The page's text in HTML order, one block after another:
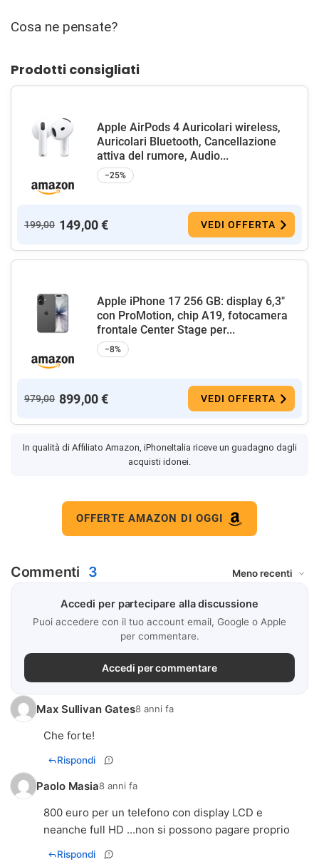
Cosa ne pensate?
Prodotti consigliati
Apple AirPods 4 Auricolari wireless,
Auricolari Bluetooth, Cancellazione
attiva del rumore, Audio...
−25%
199,00 149,00 € VEDI OFFERTA
Apple iPhone 17 256 GB: display 6,3"
con ProMotion, chip A19, fotocamera
frontale Center Stage per...
−8%
979,00 899,00 € VEDI OFFERTA
In qualità di Affiliato Amazon, iPhoneItalia riceve un guadagno dagli
acquisti idonei.
OFFERTE AMAZON DI OGGI
Commenti 3
Accedi per partecipare alla discussione
Puoi accedere con il tuo account email, Google o Apple
per commentare.
Accedi per commentare
Max Sullivan Gates8 anni fa
Che forte!
Rispondi
Paolo Masia8 anni fa
800 euro per un telefono con display LCD e
neanche full HD ...non si possono pagare proprio
Rispondi